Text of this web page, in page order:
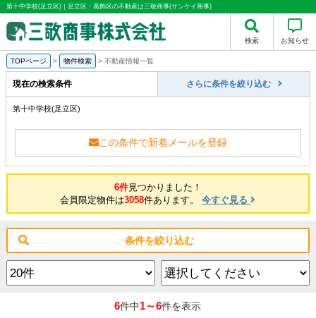
第十中学校(足立区)｜足立区・葛飾区の不動産は三敬商事(サンケイ商事)
検索 お知らせ
TOPページ > 物件検索 > 不動産情報一覧
現在の検索条件 さらに条件を絞り込む
第十中学校(足立区)
この条件で新着メールを登録
6件見つかりました！
会員限定物件は3058件あります。今すぐ見る
条件を絞り込む
6件中1～6件を表示